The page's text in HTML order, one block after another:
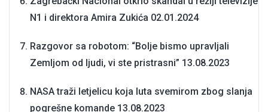
N1 i direktora Amira Zukića 02.01.2024
Razgovor sa robotom: “Bolje bismo upravljali
Zemljom od ljudi, vi ste pristrasni” 13.08.2023
NASA traži letjelicu koja luta svemirom zbog slanja
pogrešne komande 13.08.2023